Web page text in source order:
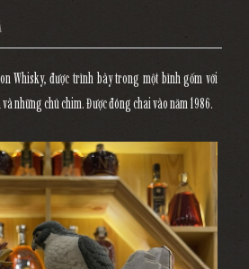
Whisky, được trình bày trong một bình gốm với
những chú chim. Được đóng chai vào năm 1986.